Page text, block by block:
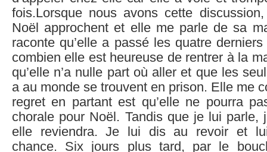
fois.Lorsque nous avons cette
Noël approchent et elle me parle de sa
raconte qu’elle a passé les quatre
combien elle est heureuse de rentrer à la
qu’elle n’a nulle part où aller et que les
a au monde se trouvent en prison. Elle me
regret en partant est qu’elle ne pourra
chorale pour Noël. Tandis que je lui parle,
elle reviendra. Je lui dis au revoir et
chance. Six jours plus tard, par le